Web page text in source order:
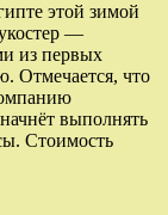
этой зимой
—
из первых
Отмечается, что
выполнять
Стоимость